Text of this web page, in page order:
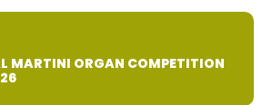
MARTINI ORGAN COMPETITION